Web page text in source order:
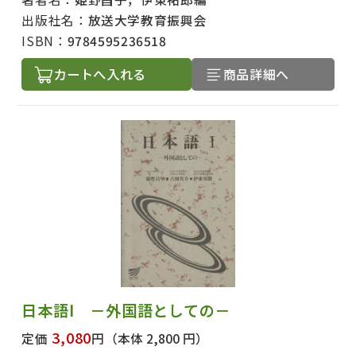
出版社名： 放送大学教育振興会
ISBN： 9784595236518
カートへ入れる 商品詳細へ
日本語Ⅰ －外国語としての－
定価 3,080円 （本体 2,800 円）